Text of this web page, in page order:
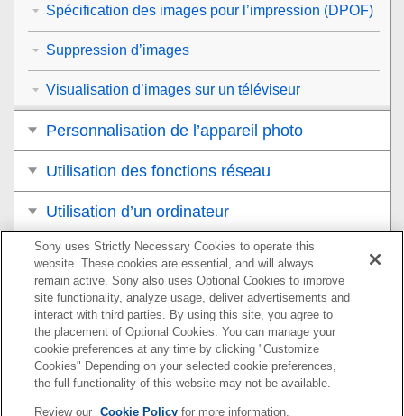
Spécification des images pour l’impression (DPOF)
Suppression d’images
Visualisation d’images sur un téléviseur
Personnalisation de l’appareil photo
Utilisation des fonctions réseau
Utilisation d’un ordinateur
Liste des éléments du MENU
Précautions/Le produit
Si vous avez des problèmes
Pour plus d’informations sur la conformité aux lois sur
Sony uses Strictly Necessary Cookies to operate this
website. These cookies are essential, and will always
remain active. Sony also uses Optional Cookies to improve
site functionality, analyze usage, deliver advertisements and
interact with third parties. By using this site, you agree to
the placement of Optional Cookies. You can manage your
cookie preferences at any time by clicking "Customize
Cookies" Depending on your selected cookie preferences,
the full functionality of this website may not be available.
Review our Cookie Policyfor more information.